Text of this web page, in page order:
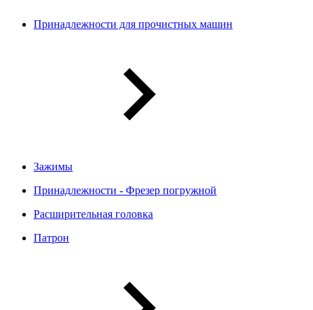
Принадлежности для прочистных машин
Зажимы
Принадлежности - Фрезер погружной
Расширительная головка
Патрон